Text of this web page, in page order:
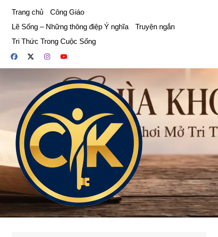
phần
dung
Trang chủ
Công Giáo
Lẽ Sống – Những thông điệp Ý nghĩa
Truyện ngắn
Tri Thức Trong Cuộc Sống